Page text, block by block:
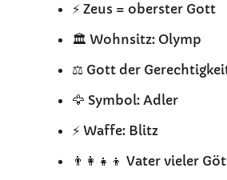
⚡ Zeus = oberster Gott
🏛️ Wohnsitz: Olymp
⚖️ Gott der
🦅 Symbol: Adler
⚡ Waffe: Blitz
👨‍👩‍👧‍👦 Vater vieler